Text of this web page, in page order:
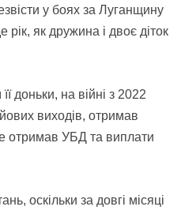
у боях за Луганщину
рік, як дружина і двоє діток
доньки, на війні з 2022
виходів, отримав
отримав УБД та виплати
оскільки за довгі місяці